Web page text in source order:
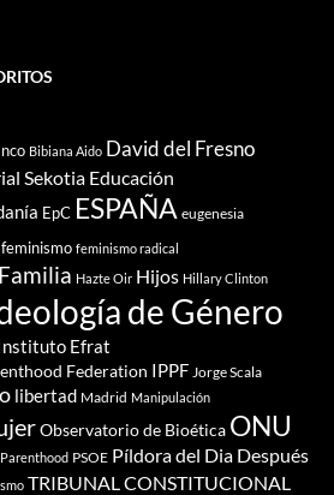
Bibiana Aido David del Fresno
Sekotia Educación
EpC ESPAÑA eugenesia
feminismo feminismo radical
Hazte Oir Hijos Hillary Clinton
de Género
Efrat
Federation IPPF Jorge Scala
libertad Madrid Manipulación
Observatorio de Bioética ONU
PSOE Píldora del Dia Después
TRIBUNAL CONSTITUCIONAL